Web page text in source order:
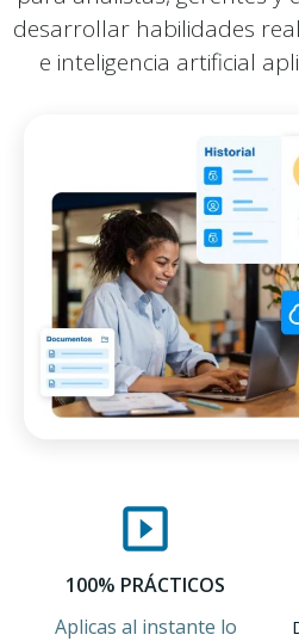
desarrollar habilidades
e inteligencia artificial
100% PRÁCTICOS
Aplicas al instante lo